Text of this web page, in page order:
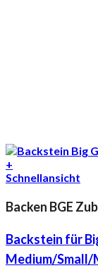
+
Schnellansicht
Backen BGE
Backstein für
Medium/Small/